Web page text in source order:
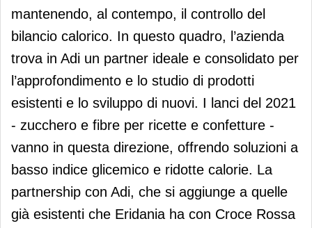
mantenendo, al contempo, il controllo del
bilancio calorico. In questo quadro, l’azienda
trova in Adi un partner ideale e consolidato per
l’approfondimento e lo studio di prodotti
esistenti e lo sviluppo di nuovi. I lanci del 2021
- zucchero e fibre per ricette e confetture -
vanno in questa direzione, offrendo soluzioni a
basso indice glicemico e ridotte calorie. La
partnership con Adi, che si aggiunge a quelle
già esistenti che Eridania ha con Croce Rossa